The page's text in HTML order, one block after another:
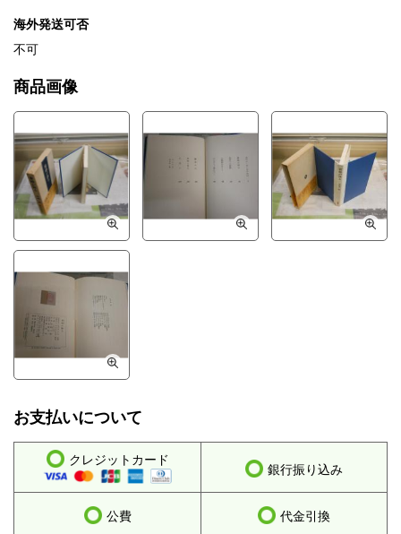
海外発送可否
不可
商品画像
お支払いについて
クレジットカード
銀行振り込み
公費 代金引換